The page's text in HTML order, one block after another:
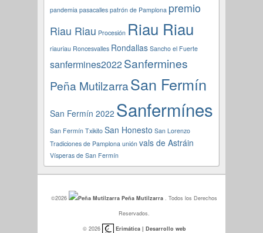
pandemia pasacalles patrón de Pamplona premio
Riau Riau Procesión Riau Riau
riauriau Roncesvalles Rondallas Sancho el Fuerte
sanfermines2022Sanfermines
Peña MutilzarraSan Fermín
San Fermín 2022 Sanfermínes
San Fermín Txikito San Honesto San Lorenzo
Tradiciones de Pamplona unión vals de Astráin
Vísperas de San Fermín
©2026 Peña Mutilzarra. Todos los Derechos
Reservados.
© 2026
Erimática | Desarrollo web